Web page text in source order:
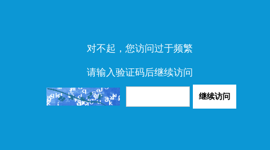
对不起，您访问过于频繁
请输入验证码后继续访问
继续访问